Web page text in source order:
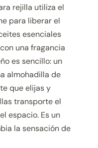
rejilla utiliza el
para liberar el
esenciales
una fragancia
es sencillo: un
almohadilla de
que elijas y
transporte el
espacio. Es un
la sensación de